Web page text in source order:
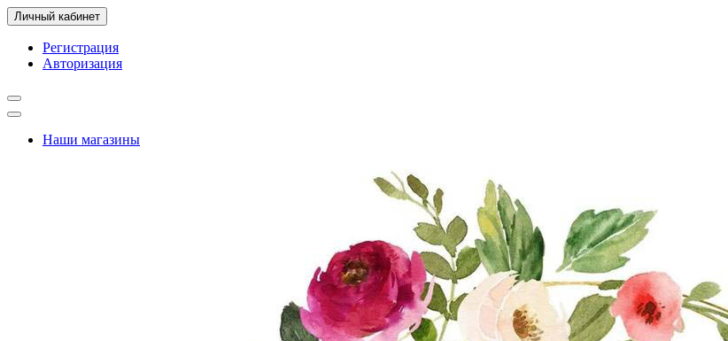
Личный кабинет
Регистрация
Авторизация
Наши магазины